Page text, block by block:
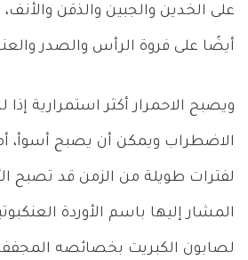
على الخدين والجبين والذقن
أيضًا على فروة الرأس والصدر
ويصبح الاحمرار أكثر استمرارية إذا
الاضطراب ويمكن أن يصبح أسوأ،
لفترات طويلة من الزمن قد تصبح
المشار إليها باسم الأوردة
لصابون الكبريت بخصائصه